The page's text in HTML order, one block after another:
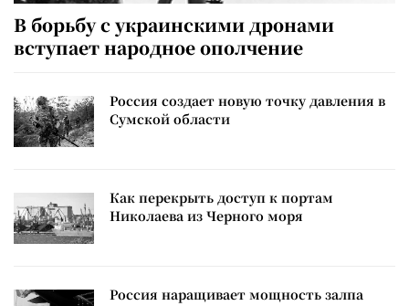
В борьбу с украинскими дронами
вступает народное ополчение
Россия создает новую точку давления в
Сумской области
Как перекрыть доступ к портам
Николаева из Черного моря
Россия наращивает мощность залпа